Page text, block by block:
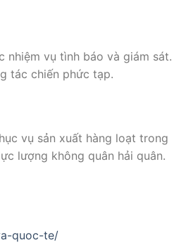
nhiệm vụ tình báo và giám sát.
tác chiến phức tạp.
vụ sản xuất hàng loạt trong
lượng không quân hải quân.
quoc-te/